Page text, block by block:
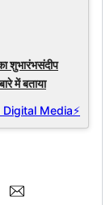
शुभारंभसंदीप
में बताया
Media⚡